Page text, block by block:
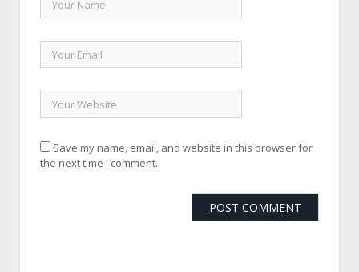
Save my name, email, and website in this browser for
the next time I comment.